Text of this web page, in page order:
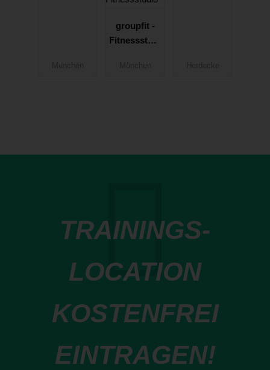
groupfit -
Fitnessstudi
TRAININGS-
LOCATION
KOSTENFREI
EINTRAGEN!